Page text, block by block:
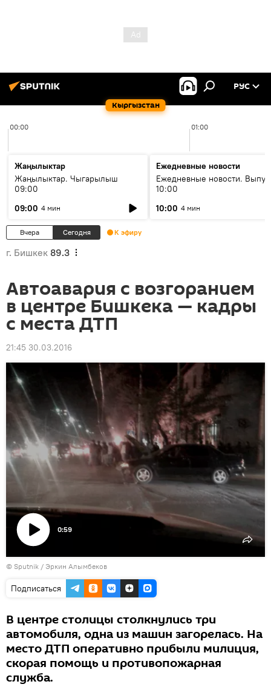
Кыргызстан
РУС
00:00 01:00
Жаңылыктар
Жаңылыктар. Чыгарылыш
09:00
09:00 4 мин
Ежедневные новости
Ежедневные новости.
10:00
10:00 4 мин
Вчера Сегодня К эфиру
г. Бишкек 89.3
Автоавария с возгоранием
в центре Бишкека — кадры
с места ДТП
21:45 30.03.2016
Воспроизвести
видео
0:59
© Sputnik / Эркин Алымбеков
Подписаться
В центре столицы столкнулись три
автомобиля, одна из машин загорелась. На
место ДТП оперативно прибыли милиция,
скорая помощь и противопожарная
служба.